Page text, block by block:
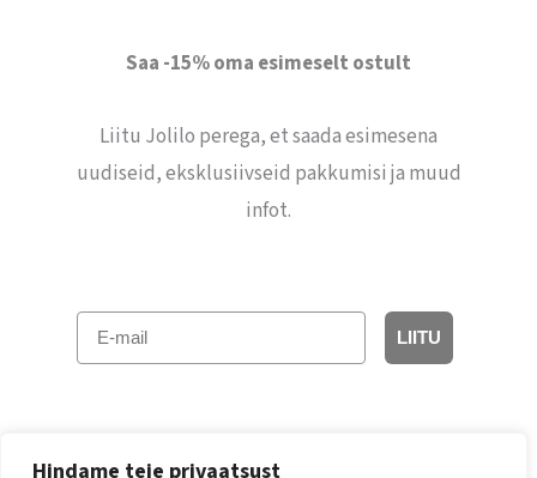
Hindame teie privaatsust
Saa -15% oma esimeselt ostult
Liitu Jolilo perega, et saada esimesena
uudiseid, eksklusiivseid pakkumisi ja muud
infot.
E-mail
LIITU